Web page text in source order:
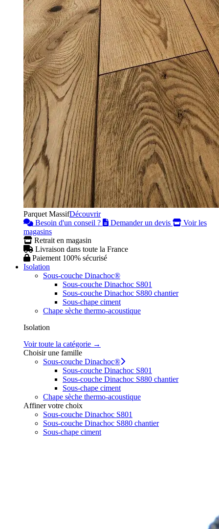
Parquet MassifDécouvrir
Besoin d'un conseil ?
Demander un devis
Voir les
magasins
Retrait en magasin
Livraison dans toute la France
Paiement 100% sécurisé
Isolation
Sous-couche Dinachoc®
Sous-couche Dinachoc S801
Sous-couche Dinachoc S880 chantier
Sous-chape ciment
Chape sèche thermo-acoustique
Isolation
Voir toute la catégorie →
Choisir une famille
Sous-couche Dinachoc®
Sous-couche Dinachoc S801
Sous-couche Dinachoc S880 chantier
Sous-chape ciment
Chape sèche thermo-acoustique
Affiner votre choix
Sous-couche Dinachoc S801
Sous-couche Dinachoc S880 chantier
Sous-chape ciment